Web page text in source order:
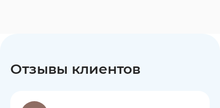
Отзывы клиентов